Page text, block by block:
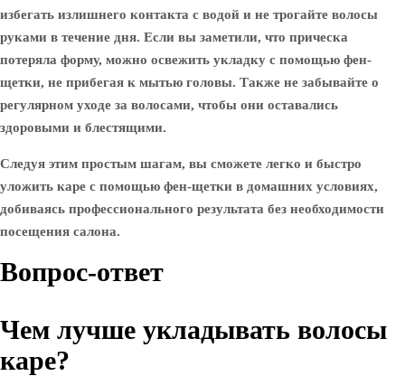
избегать излишнего контакта с водой и не трогайте волосы
руками в течение дня. Если вы заметили, что прическа
потеряла форму, можно освежить укладку с помощью фен-
щетки, не прибегая к мытью головы. Также не забывайте о
регулярном уходе за волосами, чтобы они оставались
здоровыми и блестящими.
Следуя этим простым шагам, вы сможете легко и быстро
уложить каре с помощью фен-щетки в домашних условиях,
добиваясь профессионального результата без необходимости
посещения салона.
Вопрос-ответ
Чем лучше укладывать волосы
каре?